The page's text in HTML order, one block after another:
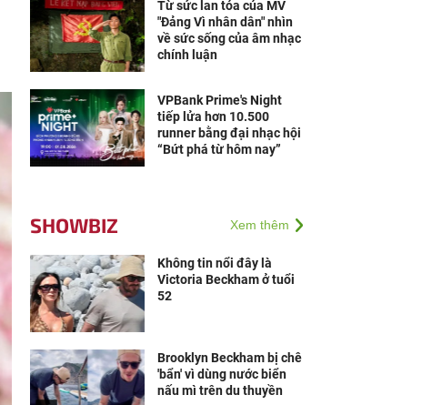
Từ sức lan tỏa của MV
"Đảng Vì nhân dân" nhìn
về sức sống của âm nhạc
chính luận
VPBank Prime's Night
tiếp lửa hơn 10.500
runner bằng đại nhạc hội
“Bứt phá từ hôm nay”
SHOWBIZ Xem thêm
Không tin nổi đây là
Victoria Beckham ở tuổi
52
Brooklyn Beckham bị chê
'bẩn' vì dùng nước biển
nấu mì trên du thuyền